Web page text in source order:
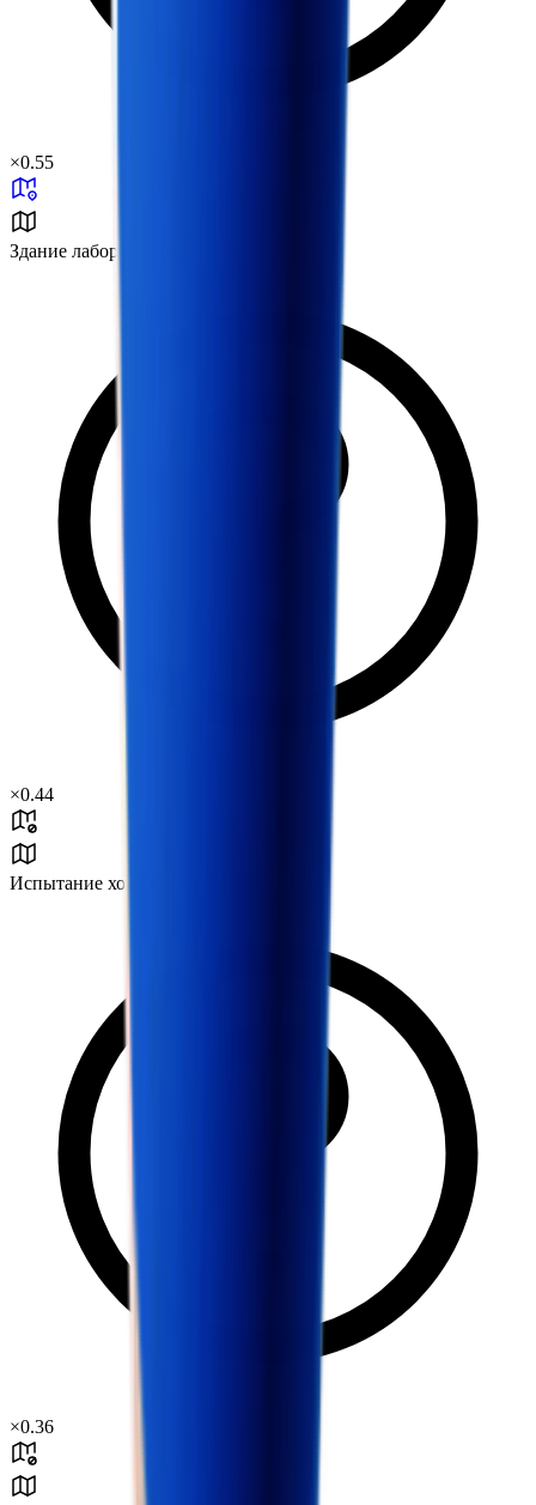
×0.55
Здание лаборатории J
×0.44
Испытание холодом
×0.36